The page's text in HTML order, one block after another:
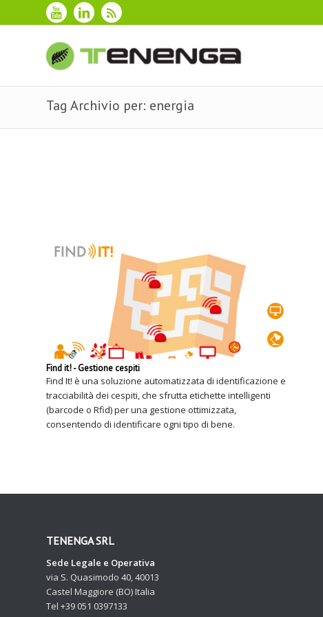
Tag Archivio per: energia
Find it! - Gestione cespiti
Find It! è una soluzione automatizzata di identificazione e
tracciabilità dei cespiti, che sfrutta etichette intelligenti
(barcode o Rfid) per una gestione ottimizzata,
consentendo di identificare ogni tipo di bene.
TENENGA SRL
Sede Legale e Operativa
via S. Quasimodo 40, 40013
Castel Maggiore (BO) Italia
Tel +39 051 0397133